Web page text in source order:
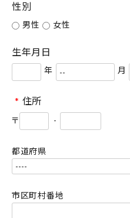
特集
お知らせ
お客さま向け窓口(お問い合わせ)
企業さま向け窓口
性別
男性 女性
生年月日
年 月
* 住所
〒 -
都道府県
市区町村番地